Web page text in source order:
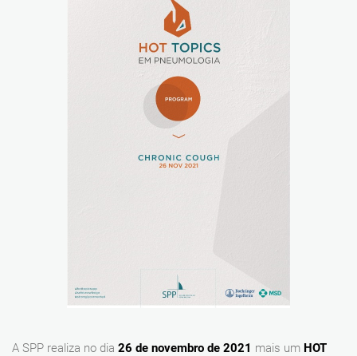
A SPP realiza no dia 26 de novembro de 2021 mais um HOT